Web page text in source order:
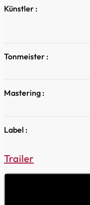
Künstler :
Tonmeister :
Mastering :
Label :
Trailer